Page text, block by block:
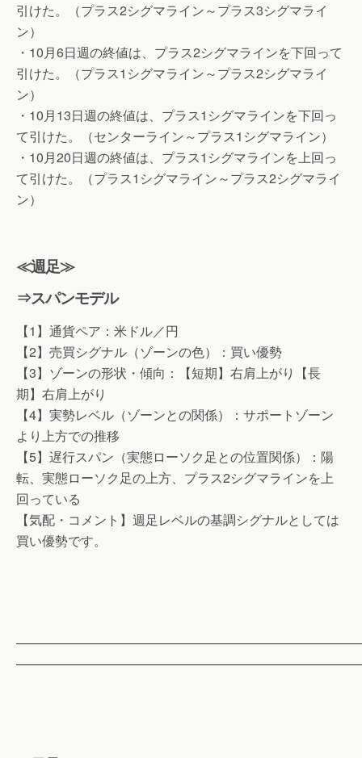
引けた。（プラス2シグマライン～プラス3シグマライ
ン）
・10月6日週の終値は、プラス2シグマラインを下回って
引けた。（プラス1シグマライン～プラス2シグマライ
ン）
・10月13日週の終値は、プラス1シグマラインを下回っ
て引けた。（センターライン～プラス1シグマライン）
・10月20日週の終値は、プラス1シグマラインを上回っ
て引けた。（プラス1シグマライン～プラス2シグマライ
ン）
≪週足≫
⇒スパンモデル
【1】通貨ペア：米ドル／円
【2】売買シグナル（ゾーンの色）：買い優勢
【3】ゾーンの形状・傾向：【短期】右肩上がり【長
期】右肩上がり
【4】実勢レベル（ゾーンとの関係）：サポートゾーン
より上方での推移
【5】遅行スパン（実態ローソク足との位置関係）：陽
転、実態ローソク足の上方、プラス2シグマラインを上
回っている
【気配・コメント】週足レベルの基調シグナルとしては
買い優勢です。